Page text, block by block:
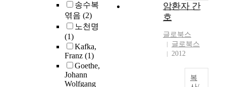
송수복
엮음 (2)
노천명
(1)
Kafka,
Franz (1)
Goethe,
Johann
Wolfgang
암환자 간
호
글로북스
글로북스
2012
복